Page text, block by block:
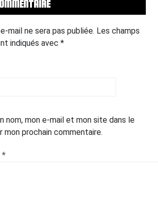
mail ne sera pas publiée. Les champs
indiqués avec *
nom, mon e-mail et mon site dans le
mon prochain commentaire.
*